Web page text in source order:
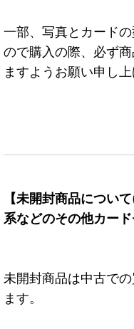
一部、写真とカード
ので購入の際、必ず
ますようお願い申し上
【未開封商品につい
系などのその他カード
未開封商品は中古で
ます。